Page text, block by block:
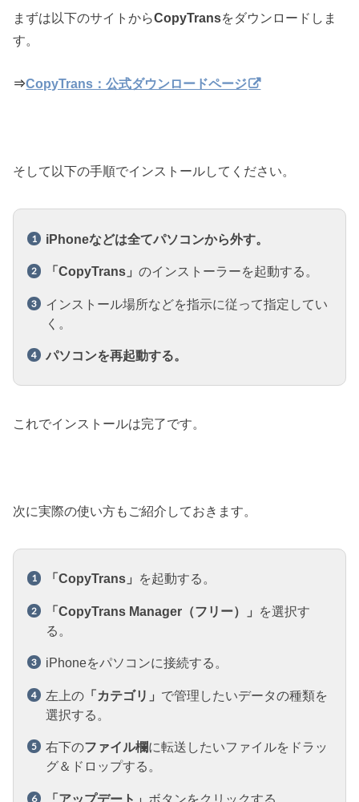
まずは以下のサイトからCopyTransをダウンロードしま
す。
⇒CopyTrans：公式ダウンロードページ
そして以下の手順でインストールしてください。
iPhoneなどは全てパソコンから外す。
「CopyTrans」 のインストーラーを起動する。
インストール場所などを指示に従って指定してい
く。
パソコンを再起動する。
これでインストールは完了です。
次に実際の使い方もご紹介しておきます。
「CopyTrans」 を起動する。
「CopyTrans Manager（フリー）」
を選択す
る。
iPhoneをパソコンに接続する。
左上の 「カテゴリ」 で管理したいデータの種類を
選択する。
右下のファイル欄に転送したいファイルをドラッ
グ＆ドロップする。
「アップデート」 ボタンをクリックする。